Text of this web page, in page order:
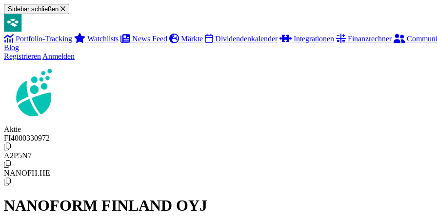
Sidebar schließen
Portfolio-Tracking Watchlists News Feed Märkte Dividendenkalender Integrationen Finanzrechner
Blog
Registrieren Anmelden
Aktie
FI4000330972
A2P5N7
NANOFH.HE
NANOFORM FINLAND OYJ